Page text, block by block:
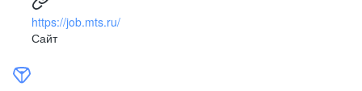
https://job.mts.ru/
Сайт